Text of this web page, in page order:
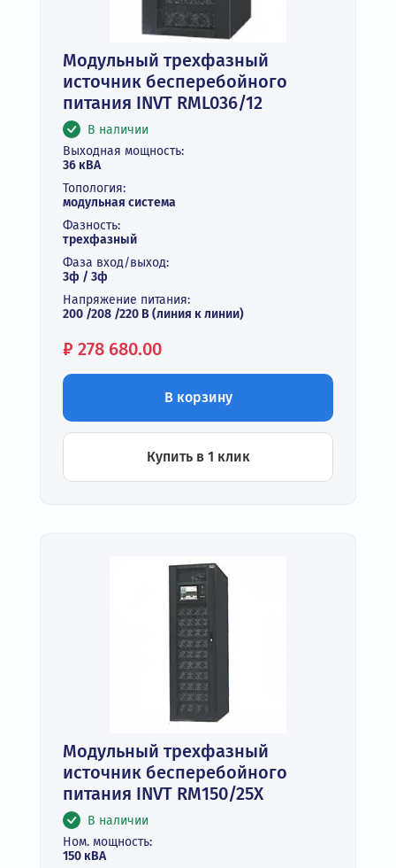
Модульный трехфазный
источник бесперебойного
питания INVT RML036/12
В наличии
Выходная мощность:
36 кВА
Топология:
модульная система
Фазность:
трехфазный
Фаза вход/выход:
3ф / 3ф
Напряжение питания:
200 /208 /220 В (линия к линии)
Цена:
₽ 278 680.00
В корзину
Купить в 1 клик
Модульный трехфазный
источник бесперебойного
питания INVT RM150/25X
В наличии
Ном. мощность:
150 кВА